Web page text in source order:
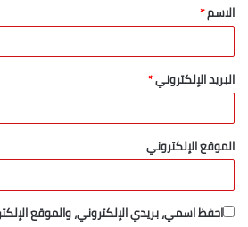
الاسم*
البريد الإلكتروني*
الموقع الإلكتروني
احفظ اسمي، بريدي الإلكتروني، والموقع